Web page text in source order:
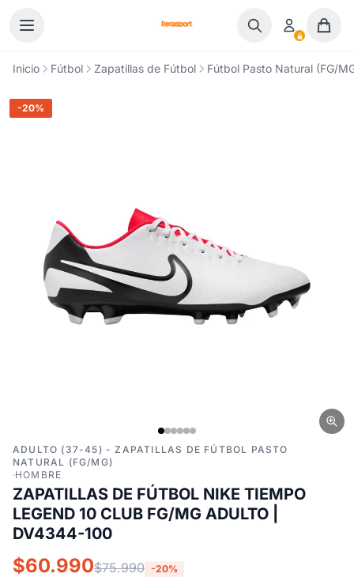
Inicio Fútbol Zapatillas de Fútbol Fútbol Pasto Natural (FG/
-20%
ADULTO (37-45) - ZAPATILLAS DE FÚTBOL PASTO
NATURAL (FG/MG)
·HOMBRE
ZAPATILLAS DE FÚTBOL NIKE TIEMPO
LEGEND 10 CLUB FG/MG ADULTO |
DV4344-100
$60.990$75.990 -20%